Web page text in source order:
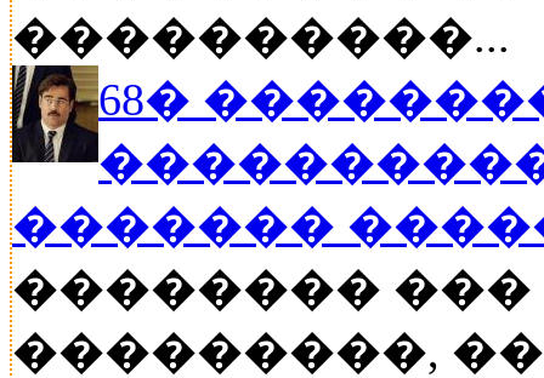
����������...
68�
�������
��������
���������,